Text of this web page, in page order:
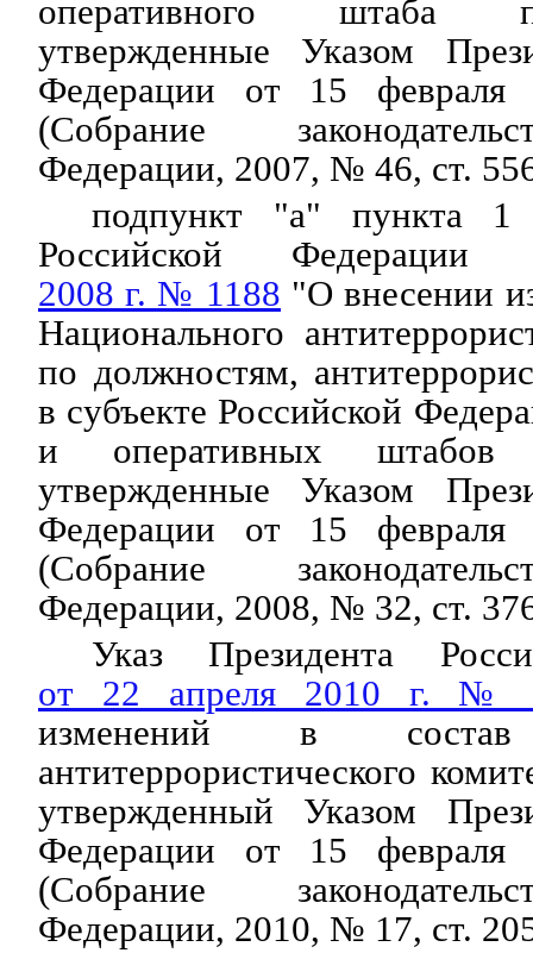
оперативного штаба
утвержденные Указом
Федерации от 15
(Собрание
Федерации, 2007, № 46, ст.
подпункт "а" пункта 1
Российской
2008 г. № 1188 "О внесении
Национального
по должностям,
в субъекте Российской
и оперативных штабов
утвержденные Указом
Федерации от 15
(Собрание
Федерации, 2008, № 32, ст.
Указ Президента
от 22 апреля 2010 г. №
изменений в состав
антитеррористического
утвержденный Указом
Федерации от 15
(Собрание
Федерации, 2010, № 17, ст.